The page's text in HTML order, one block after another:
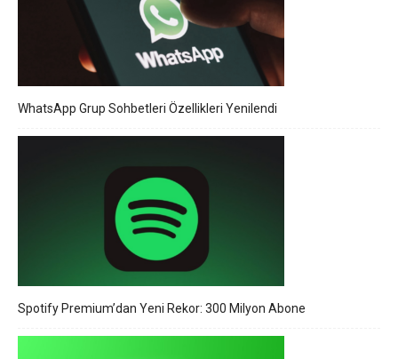
WhatsApp Grup Sohbetleri Özellikleri Yenilendi
Spotify Premium’dan Yeni Rekor: 300 Milyon Abone